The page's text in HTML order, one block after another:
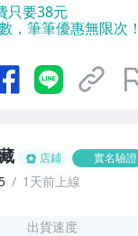
只要38元
，筆筆優惠無限次！
店鋪 實名驗證
1天前上線
出貨速度